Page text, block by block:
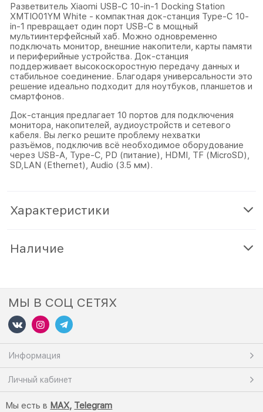
Разветвитель Xiaomi USB-C 10-in-1 Docking Station
XMTIO01YM White - компактная док-станция Туре-С 10-
in-1 превращает один порт USB-C в мощный
мультиинтерфейсный хаб. Можно одновременно
подключать монитор, внешние накопители, карты памяти
и периферийные устройства. Док-станция
поддерживает высокоскоростную передачу данных и
стабильное соединение. Благодаря универсальности это
решение идеально подходит для ноутбуков, планшетов и
смартфонов.
Док-станция предлагает 10 портов для подключения
монитора, накопителей, аудиоустройств и сетевого
кабеля. Вы легко решите проблему нехватки
разъёмов, подключив всё необходимое оборудование
через USB-A, Туре-С, PD (питание), HDMI, TF (MicroSD),
SD,LAN (Ethernet), Audio (3.5 мм).
Характеристики
Наличие
МЫ В СОЦ СЕТЯХ
Информация
Личный кабинет
Мы есть в MAX, Telegram